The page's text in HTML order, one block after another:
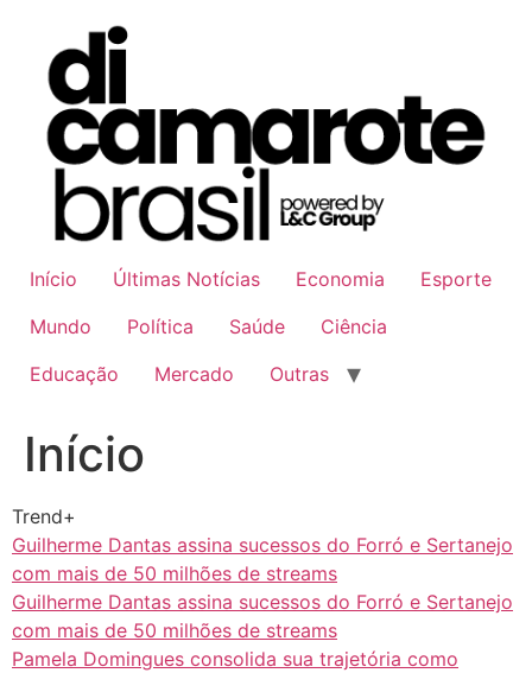
conteúdo
Início Últimas Notícias Economia
Esporte
Mundo
Política Saúde
Ciência
Educação
Mercado Outras
Início
Trend+
Guilherme Dantas assina sucessos do Forró e Sertanejo
com mais de 50 milhões de streams
Guilherme Dantas assina sucessos do Forró e Sertanejo
com mais de 50 milhões de streams
Pamela Domingues consolida sua trajetória como